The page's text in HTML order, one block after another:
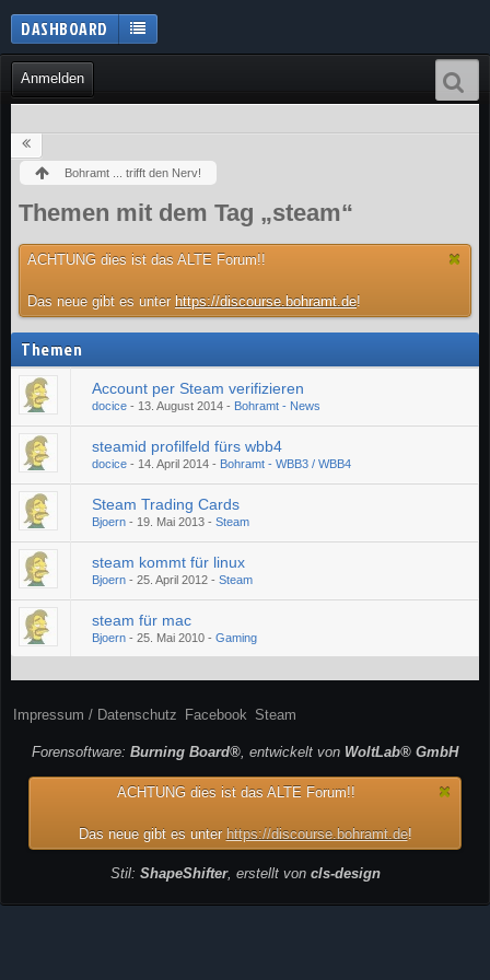
Anmelden
DASHBOARD
Bohramt ... trifft den Nerv!
Themen mit dem Tag „steam“
ACHTUNG dies ist das ALTE Forum!!
Das neue gibt es unter https://discourse.bohramt.de!
Themen
Account per Steam verifizieren
docice - 13. August 2014 - Bohramt - News
steamid profilfeld fürs wbb4
docice - 14. April 2014 - Bohramt - WBB3 / WBB4
Steam Trading Cards
Bjoern - 19. Mai 2013 - Steam
steam kommt für linux
Bjoern - 25. April 2012 - Steam
steam für mac
Bjoern - 25. Mai 2010 - Gaming
Impressum / Datenschutz Facebook Steam
Forensoftware: Burning Board®, entwickelt von WoltLab® GmbH
ACHTUNG dies ist das ALTE Forum!!
Das neue gibt es unter https://discourse.bohramt.de!
Stil: ShapeShifter, erstellt von cls-design